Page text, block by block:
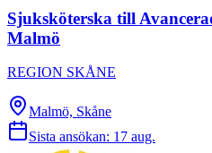
Sjuksköterska till
Malmö
REGION SKÅNE
Malmö, Skåne
Sista ansökan: 17 aug.